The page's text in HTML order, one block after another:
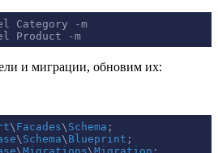
Category -m
Product -m
и миграции, обновим их:
\ Facades\ Schema
\ Schema\ Blueprint